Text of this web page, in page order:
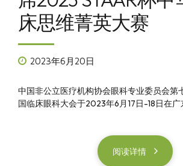
床思维菁英大赛
2023年6月20日
中国非公立医疗机构协会眼科专业委员会第
国临床眼科大会于2023年6月17日-18日在广
阅读详情